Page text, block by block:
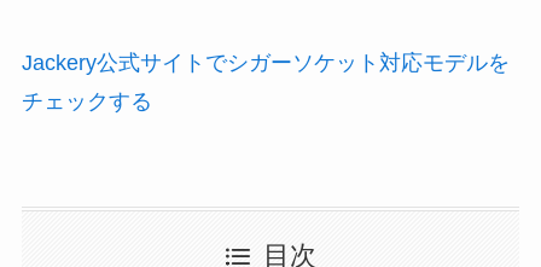
Jackery公式サイトでシガーソケット対応モデルを
チェックする
目次